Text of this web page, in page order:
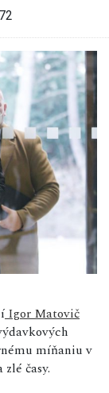
Igor Matovič
míňaniu v
časy.